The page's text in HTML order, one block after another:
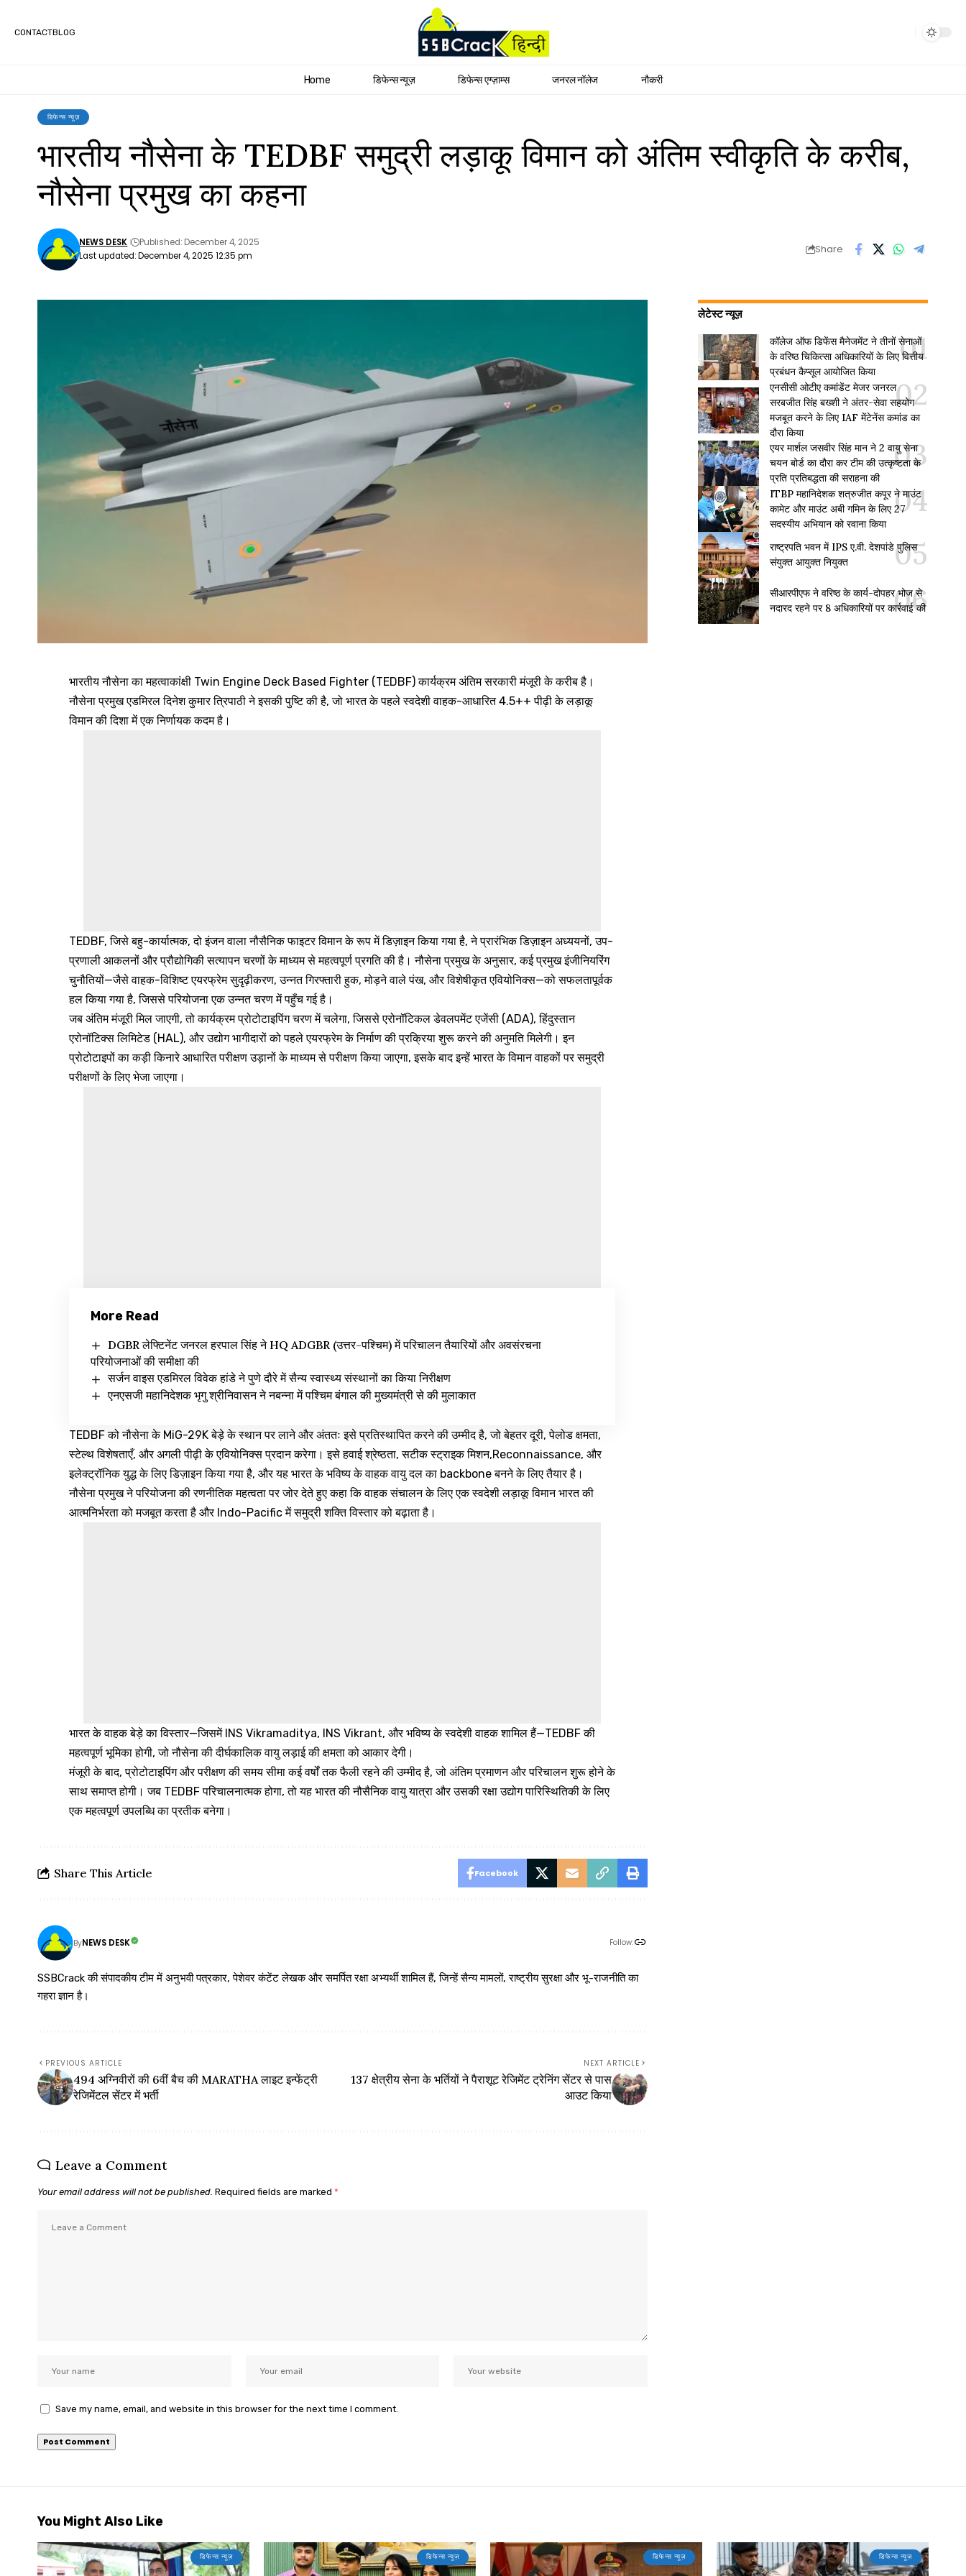
CONTACTBLOG
Home डिफेन्स न्यूज़ डिफेन्स एग्ज़ाम्स जनरल नॉलेज नौकरी
डिफेन्स न्यूज़
भारतीय नौसेना के TEDBF समुद्री लड़ाकू विमान को अंतिम स्वीकृति के करीब,
नौसेना प्रमुख का कहना
Last updated: December 4, 2025 12:35 pm
NEWS DESK Published: December 4, 2025
Share
भारतीय नौसेना का महत्वाकांक्षी Twin Engine Deck Based Fighter (TEDBF) कार्यक्रम अंतिम सरकारी मंजूरी के करीब है।
नौसेना प्रमुख एडमिरल दिनेश कुमार त्रिपाठी ने इसकी पुष्टि की है, जो भारत के पहले स्वदेशी वाहक-आधारित 4.5++ पीढ़ी के लड़ाकू
विमान की दिशा में एक निर्णायक कदम है।
TEDBF, जिसे बहु-कार्यात्मक, दो इंजन वाला नौसैनिक फाइटर विमान के रूप में डिज़ाइन किया गया है, ने प्रारंभिक डिज़ाइन अध्ययनों, उप-
प्रणाली आकलनों और प्रौद्योगिकी सत्यापन चरणों के माध्यम से महत्वपूर्ण प्रगति की है। नौसेना प्रमुख के अनुसार, कई प्रमुख इंजीनियरिंग
चुनौतियों—जैसे वाहक-विशिष्ट एयरफ्रेम सुदृढ़ीकरण, उन्नत गिरफ्तारी हुक, मोड़ने वाले पंख, और विशेषीकृत एवियोनिक्स—को सफलतापूर्वक
हल किया गया है, जिससे परियोजना एक उन्नत चरण में पहुँच गई है।
जब अंतिम मंजूरी मिल जाएगी, तो कार्यक्रम प्रोटोटाइपिंग चरण में चलेगा, जिससे एरोनॉटिकल डेवलपमेंट एजेंसी (ADA), हिंदुस्तान
एरोनॉटिक्स लिमिटेड (HAL), और उद्योग भागीदारों को पहले एयरफ्रेम के निर्माण की प्रक्रिया शुरू करने की अनुमति मिलेगी। इन
प्रोटोटाइपों का कड़ी किनारे आधारित परीक्षण उड़ानों के माध्यम से परीक्षण किया जाएगा, इसके बाद इन्हें भारत के विमान वाहकों पर समुद्री
परीक्षणों के लिए भेजा जाएगा।
More Read
DGBR लेफ्टिनेंट जनरल हरपाल सिंह ने HQ ADGBR (उत्तर-पश्चिम) में परिचालन तैयारियों और अवसंरचना
परियोजनाओं की समीक्षा की
सर्जन वाइस एडमिरल विवेक हांडे ने पुणे दौरे में सैन्य स्वास्थ्य संस्थानों का किया निरीक्षण
एनएसजी महानिदेशक भृगु श्रीनिवासन ने नबन्ना में पश्चिम बंगाल की मुख्यमंत्री से की मुलाकात
TEDBF को नौसेना के MiG-29K बेड़े के स्थान पर लाने और अंततः इसे प्रतिस्थापित करने की उम्मीद है, जो बेहतर दूरी, पेलोड क्षमता,
स्टेल्थ विशेषताएँ, और अगली पीढ़ी के एवियोनिक्स प्रदान करेगा। इसे हवाई श्रेष्ठता, सटीक स्ट्राइक मिशन,Reconnaissance, और
इलेक्ट्रॉनिक युद्ध के लिए डिज़ाइन किया गया है, और यह भारत के भविष्य के वाहक वायु दल का backbone बनने के लिए तैयार है।
नौसेना प्रमुख ने परियोजना की रणनीतिक महत्वता पर जोर देते हुए कहा कि वाहक संचालन के लिए एक स्वदेशी लड़ाकू विमान भारत की
आत्मनिर्भरता को मजबूत करता है और Indo-Pacific में समुद्री शक्ति विस्तार को बढ़ाता है।
भारत के वाहक बेड़े का विस्तार—जिसमें INS Vikramaditya, INS Vikrant, और भविष्य के स्वदेशी वाहक शामिल हैं—TEDBF की
महत्वपूर्ण भूमिका होगी, जो नौसेना की दीर्घकालिक वायु लड़ाई की क्षमता को आकार देगी।
मंजूरी के बाद, प्रोटोटाइपिंग और परीक्षण की समय सीमा कई वर्षों तक फैली रहने की उम्मीद है, जो अंतिम प्रमाणन और परिचालन शुरू होने के
साथ समाप्त होगी। जब TEDBF परिचालनात्मक होगा, तो यह भारत की नौसैनिक वायु यात्रा और उसकी रक्षा उद्योग पारिस्थितिकी के लिए
एक महत्वपूर्ण उपलब्धि का प्रतीक बनेगा।
Share This Article Facebook
ByNEWS DESK Follow:
SSBCrack की संपादकीय टीम में अनुभवी पत्रकार, पेशेवर कंटेंट लेखक और समर्पित रक्षा अभ्यर्थी शामिल हैं, जिन्हें सैन्य मामलों, राष्ट्रीय सुरक्षा और भू-राजनीति का
गहरा ज्ञान है।
PREVIOUS ARTICLE
494 अग्निवीरों की 6वीं बैच की MARATHA लाइट इन्फेंट्री
रेजिमेंटल सेंटर में भर्ती
NEXT ARTICLE
137 क्षेत्रीय सेना के भर्तियों ने पैराशूट रेजिमेंट ट्रेनिंग सेंटर से पास
आउट किया
Leave a Comment
Your email address will not be published. Required fields are marked *
Save my name, email, and website in this browser for the next time I comment.
लेटेस्ट न्यूज़
कॉलेज ऑफ डिफेंस मैनेजमेंट ने तीनों सेनाओं
के वरिष्ठ चिकित्सा अधिकारियों के लिए वित्तीय
प्रबंधन कैप्सूल आयोजित किया
एनसीसी ओटीए कमांडेंट मेजर जनरल
सरबजीत सिंह बख्शी ने अंतर-सेवा सहयोग
मजबूत करने के लिए IAF मेंटेनेंस कमांड का
दौरा किया
एयर मार्शल जसवीर सिंह मान ने 2 वायु सेना
चयन बोर्ड का दौरा कर टीम की उत्कृष्टता के
प्रति प्रतिबद्धता की सराहना की
ITBP महानिदेशक शत्रुजीत कपूर ने माउंट
कामेट और माउंट अबी गमिन के लिए 27
सदस्यीय अभियान को रवाना किया
राष्ट्रपति भवन में IPS ए.वी. देशपांडे पुलिस
संयुक्त आयुक्त नियुक्त
सीआरपीएफ ने वरिष्ठ के कार्य-दोपहर भोज से
नदारद रहने पर 8 अधिकारियों पर कार्रवाई की
You Might Also Like
डिफेन्स न्यूज़ डिफेन्स न्यूज़ डिफेन्स न्यूज़ डिफेन्स न्यूज़